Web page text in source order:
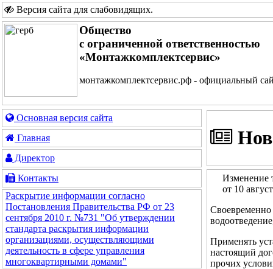
Версия сайта для слабовидящих.
Общество
с ограниченной ответственностью
«Монтажкомплектсервис»
монтажкомплектсервис.рф - официальный
Основная версия сайта
Главная
Директор
Контакты
Раскрытие информации согласно
Постановления Правительства РФ от 23
сентября 2010 г. №731 "Об утверждении
стандарта раскрытия информации
организациями, осуществляющими
деятельность в сфере управления
многоквартирными домами"
Изменение
от 10
Применять
настоящий
прочих